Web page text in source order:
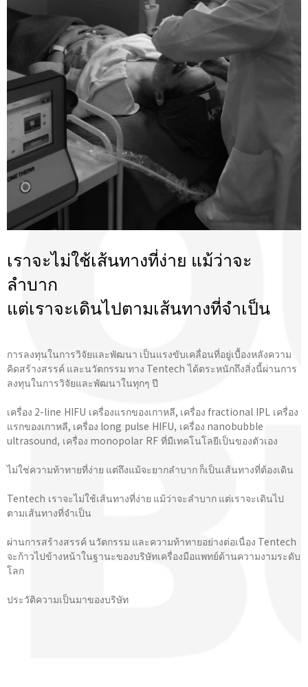
เราจะไม่ใช้เส้นทางที่ง่าย แม้ว่าจะ
ลำบาก
แต่เราจะเดินไปตามเส้นทางที่จําเป็น
การลงทุนในการวิจัยและพัฒนา เป็นแรงขับเคลื่อนที่อยู่เบื้องหลังความ
คิดสร้างสรรค์ และนวัตกรรม ทาง Tentech ได้ตระหนักถึงสิ่งนี้ผ่านการ
ลงทุนในการวิจัยและพัฒนาในทุกๆ ปี
เครื่อง 2-line HIFU เครื่องแรกของเกาหลี, เครื่อง fractional IPL เครื่อง
แรกของเกาหลี, เครื่อง long pulse HIFU, เครื่อง nanobubble
ultrasound, เครื่อง monopolar RF ที่มีเทคโนโลยีเป็นของตัวเอง
ไม่ใช่ความท้าทายที่ง่าย แต่ถึงแม้จะยากลำบาก ก็เป็นเส้นทางที่ต้องเดิน
Tentech เราจะไม่ใช้เส้นทางที่ง่าย แม้ว่าจะลำบาก แต่เราจะเดินไป
ตามเส้นทางที่จําเป็น
ผ่านการสร้างสรรค์ นวัตกรรม และความท้าทายอย่างต่อเนื่อง Tentech
จะก้าวไปข้างหน้าในฐานะของบริษัทเครื่องมือแพทย์ด้านความงามระดับ
โลก
ประวัติความเป็นมาของบริษัท